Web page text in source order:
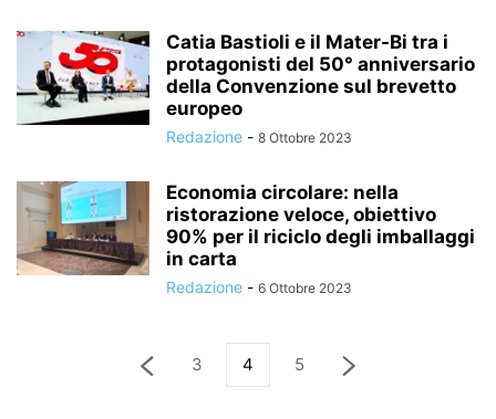
Catia Bastioli e il Mater-Bi tra i
protagonisti del 50° anniversario
della Convenzione sul brevetto
europeo
Redazione - 8 Ottobre 2023
Economia circolare: nella
ristorazione veloce, obiettivo
90% per il riciclo degli imballaggi
in carta
Redazione - 6 Ottobre 2023
3 4 5